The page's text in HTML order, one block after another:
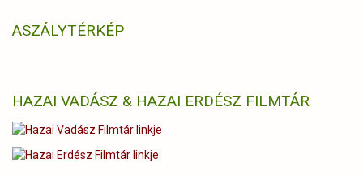
ASZÁLYTÉRKÉP
HAZAI VADÁSZ & HAZAI ERDÉSZ FILMTÁR